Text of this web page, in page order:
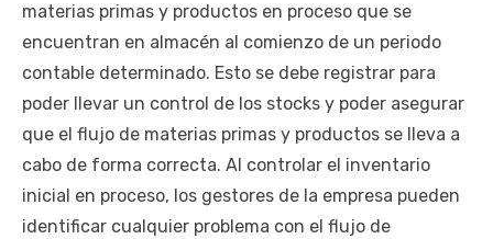
materias primas y productos en proceso que se
encuentran en almacén al comienzo de un periodo
contable determinado. Esto se debe registrar para
poder llevar un control de los stocks y poder asegurar
que el flujo de materias primas y productos se lleva a
cabo de forma correcta. Al controlar el inventario
inicial en proceso, los gestores de la empresa pueden
identificar cualquier problema con el flujo de